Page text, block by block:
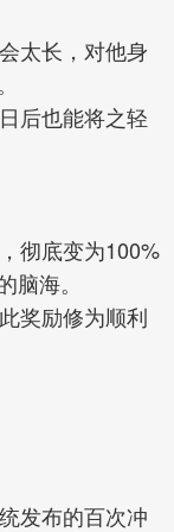
太长，对他身
后也能将之轻
彻底变为100%
海。
奖励修为顺利
发布的百次冲